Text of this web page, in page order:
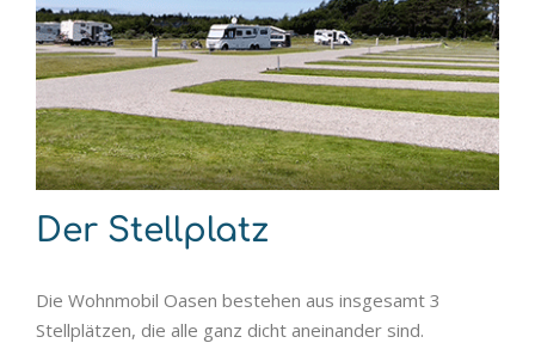
Der Stellplatz
Die Wohnmobil Oasen bestehen aus insgesamt 3
Stellplätzen, die alle ganz dicht aneinander sind.